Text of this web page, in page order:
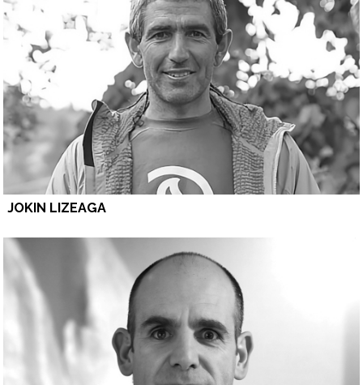
JOKIN LIZEAGA